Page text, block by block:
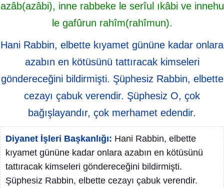
azâb(azâbi), inne rabbeke le serîul ıkâbi ve innehu
le gafûrun rahîm(rahîmun).
Hani Rabbin, elbette kıyamet gününe kadar onlara
azabın en kötüsünü tattıracak kimseleri
göndereceğini bildirmişti. Şüphesiz Rabbin, elbette
cezayı çabuk verendir. Şüphesiz O, çok
bağışlayandır, çok merhamet edendir.
Diyanet İşleri Başkanlığı: Hani Rabbin, elbette
kıyamet gününe kadar onlara azabın en kötüsünü
tattıracak kimseleri göndereceğini bildirmişti.
Şüphesiz Rabbin, elbette cezayı çabuk verendir.